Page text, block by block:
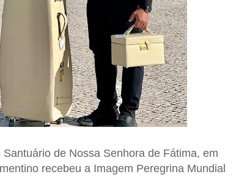
de Nossa Senhora de Fátima, em
recebeu a Imagem Peregrina Mundial